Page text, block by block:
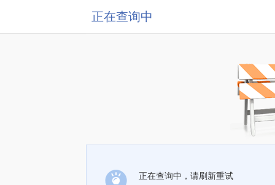
正在查询中
正在查询中，请刷新重试